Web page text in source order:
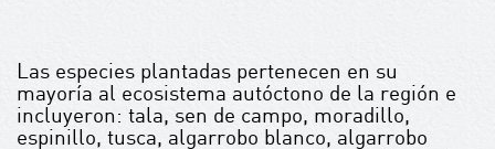
Las especies plantadas pertenecen en su
mayoría al ecosistema autóctono de la región e
incluyeron: tala, sen de campo, moradillo,
espinillo, tusca, algarrobo blanco, algarrobo